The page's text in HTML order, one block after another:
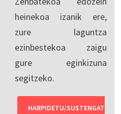
heinekoa izanik ere,
zure laguntza
ezinbestekoa zaigu
gure eginkizuna
segitzeko.
HARPIDETU/SUSTENGAT